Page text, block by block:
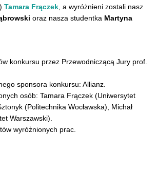
Tamara Frączek , a wyróżnieni zostali nasz
oraz nasza studentka Martyna
konkursu przez Przewodniczącą Jury prof.
sponsora konkursu: Allianz.
osób: Tamara Frączek (Uniwersytet
(Politechnika Wocławska), Michał
Warszawski).
wyróżnionych prac.